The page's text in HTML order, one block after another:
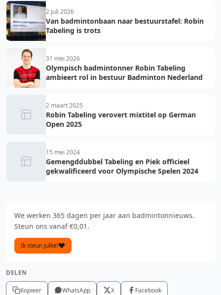
2 juli 2026
Van badmintonbaan naar bestuurstafel: Robin
Tabeling is trots
31 mei 2026
Olympisch badmintonner Robin Tabeling
ambieert rol in bestuur Badminton Nederland
2 maart 2025
Robin Tabeling verovert mixtitel op German
Open 2025
15 mei 2024
Gemengddubbel Tabeling en Piek officieel
gekwalificeerd voor Olympische Spelen 2024
We werken 365 dagen per jaar aan badmintonnieuws.
Steun ons vanaf €0,01.
Ik steun jullie!
DELEN
Kopieer WhatsApp X Facebook